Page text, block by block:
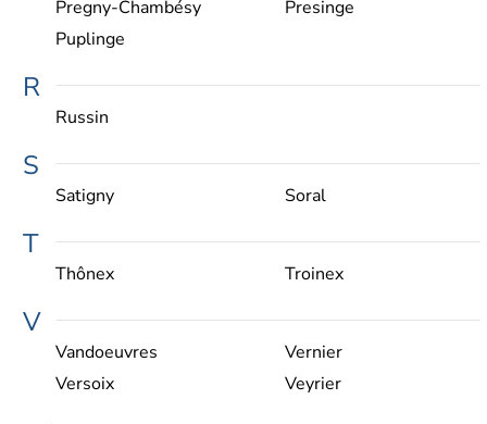
Pregny-Chambésy
Presinge
Puplinge
R
Russin
S
Satigny Soral
T
Thônex Troinex
V
Vandoeuvres
Vernier
Versoix
Veyrier